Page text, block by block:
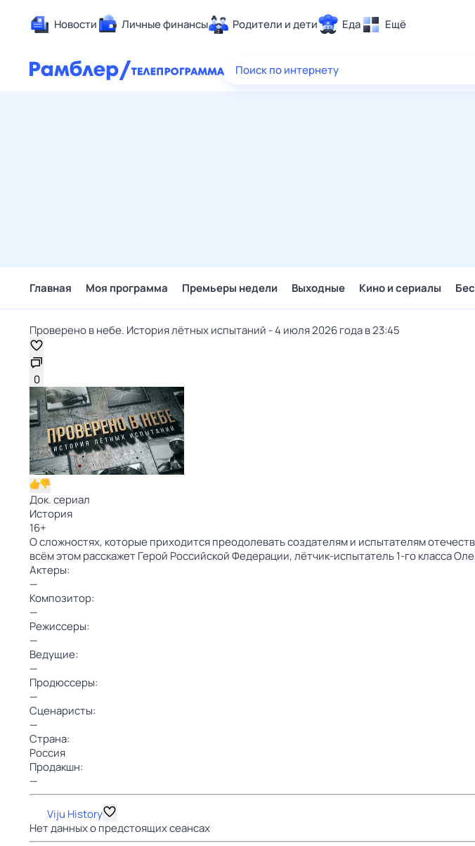
Новости Личные финансы Родители и дети Еда Ещё
Здоровье
Поиск по интернету
Главная Моя программа Премьеры недели Выходные Кино и сериалы
Проверено в небе. История лётных испытаний - 4 июля 2026 года в 23:45
0
Док. сериал
История
16+
О сложностях, которые приходится преодолевать создателям и испытателям
всём этом расскажет Герой Российской Федерации, лётчик-испытатель 1-го класса
Актеры:
—
Композитор:
—
Режиссеры:
—
Ведущие:
—
Продюссеры:
—
Сценаристы:
—
Страна:
Россия
Продакшн:
—
Viju History
Нет данных о предстоящих сеансах